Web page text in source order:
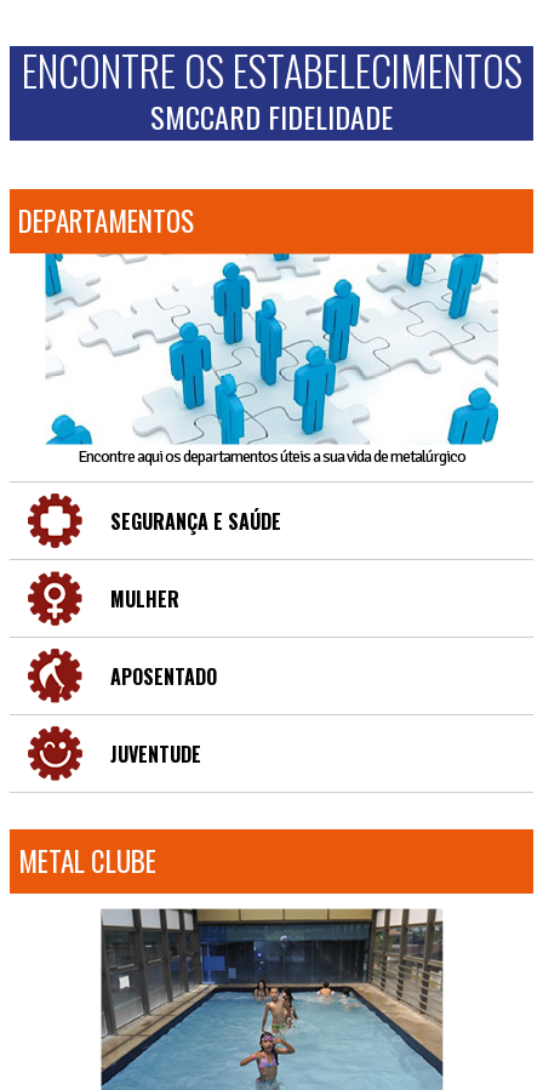
ENCONTRE OS ESTABELECIMENTOS
SMCCARD FIDELIDADE
DEPARTAMENTOS
Encontre aqui os departamentos úteis a sua vida de metalúrgico
SEGURANÇA E SAÚDE
MULHER
APOSENTADO
JUVENTUDE
METAL CLUBE